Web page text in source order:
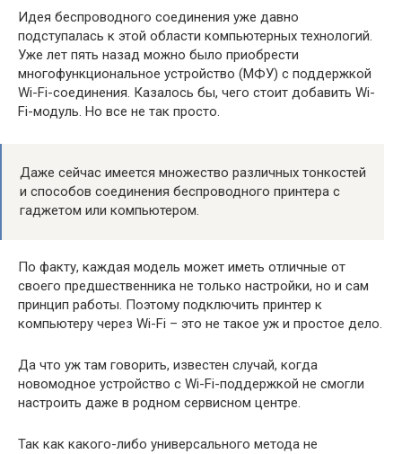
Идея беспроводного соединения уже давно
подступалась к этой области компьютерных технологий.
Уже лет пять назад можно было приобрести
многофункциональное устройство (МФУ) с поддержкой
Wi-Fi-соединения. Казалось бы, чего стоит добавить Wi-
Fi-модуль. Но все не так просто.
Даже сейчас имеется множество различных тонкостей
и способов соединения беспроводного принтера с
гаджетом или компьютером.
По факту, каждая модель может иметь отличные от
своего предшественника не только настройки, но и сам
принцип работы. Поэтому подключить принтер к
компьютеру через Wi-Fi – это не такое уж и простое дело.
Да что уж там говорить, известен случай, когда
новомодное устройство с Wi-Fi-поддержкой не смогли
настроить даже в родном сервисном центре.
Так как какого-либо универсального метода не